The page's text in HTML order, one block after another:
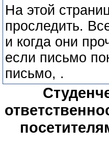
На этой
проследить.
и когда они
если письмо
письмо, .